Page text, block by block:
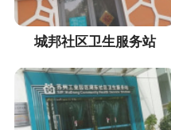
城邦社区卫生服务站